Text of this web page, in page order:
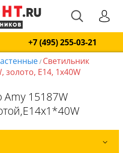
+7 (495) 255-03-21
/ Светильник
золото, E14, 1x40W
Amy 15187W